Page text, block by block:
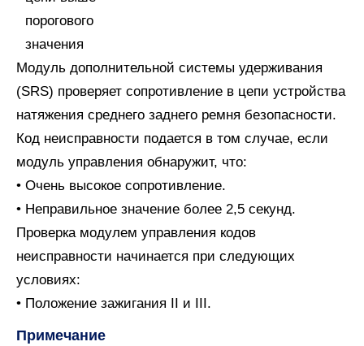
Модуль дополнительной системы удерживания
(SRS) проверяет сопротивление в цепи устройства
натяжения среднего заднего ремня безопасности.
Код неисправности подается в том случае, если
модуль управления обнаружит, что:
• Очень высокое сопротивление.
• Неправильное значение более 2,5 секунд.
Проверка модулем управления кодов
неисправности начинается при следующих
условиях:
• Положение зажигания II и III.
Примечание